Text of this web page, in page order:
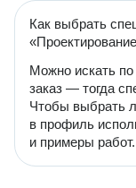
Как выбрать
Можно искать по
заказ — тогда
Чтобы выбрать
в профиль
и примеры работ.